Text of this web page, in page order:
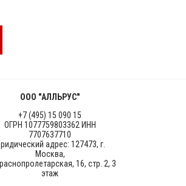
ООО "АЛЛЬРУС"
+7 (495) 15 090 15
ОГРН 1077759803362 ИНН
7707637710
адрес: 127473, г.
Москва,
16, стр. 2, 3
этаж